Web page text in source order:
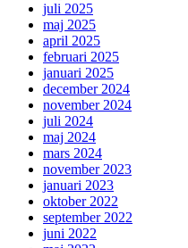
juli 2025
maj 2025
april 2025
februari 2025
januari 2025
december 2024
november 2024
juli 2024
maj 2024
mars 2024
november 2023
januari 2023
oktober 2022
september 2022
juni 2022